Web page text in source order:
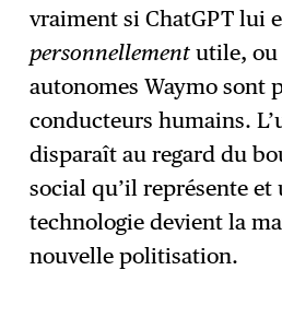
vraiment si ChatGPT lui
personnellement utile, ou
autonomes Waymo sont
conducteurs humains.
disparaît au regard du
social qu’il représente et
technologie devient la
nouvelle politisation.